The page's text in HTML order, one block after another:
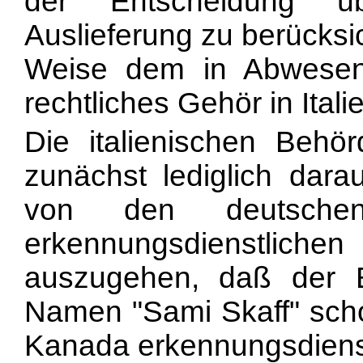
Auslieferung zu
Weise dem in
rechtliches Gehör in
Die italienischen
zunächst lediglich
von den
auszugehen, daß der
Namen "Sami Skaff"
Kanada